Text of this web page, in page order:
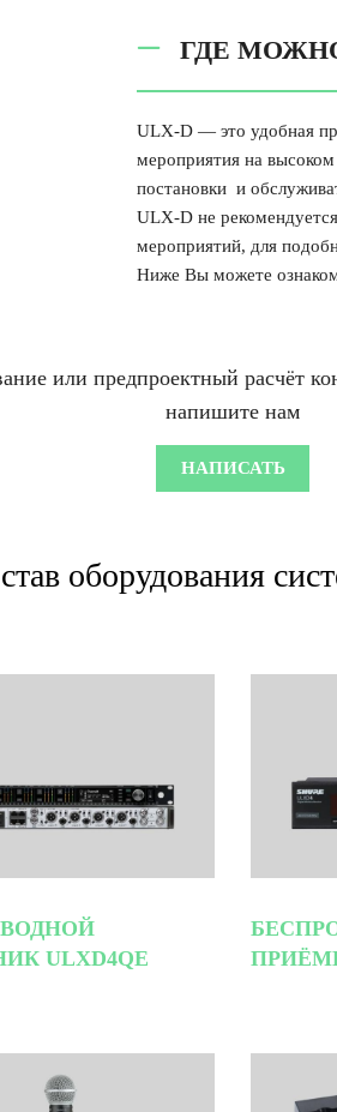
ГДЕ
ULX-D — это удобная
мероприятия на
постановки и
ULX-D не
мероприятий, для
Ниже Вы можете
или предпроектный расчёт
напишите нам
НАПИСАТЬ
оборудования
ULXD4QE